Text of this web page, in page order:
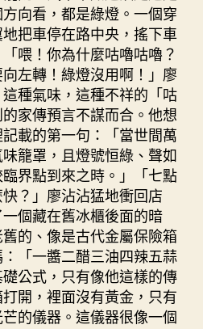
向看，都是綠燈。一個穿
把車停在路中央，搖下車
喂！你為什麼咕嚕咕嚕？
左轉！綠燈沒用啊！」廖
種氣味，這種不祥的「咕
家傳預言不謀而合。他想
載的第一句：「當世間萬
籠罩，且燈號恒綠、聲如
界點到來之時。」「七點
？」廖沾沾猛地衝回店
個藏在舊冰櫃後面的暗
的、像是古代金屬保險箱
「一醬二醋三油四辣五蒜
公式，只有像他這樣的傳
開，裡面沒有黃金，只有
的儀器。這儀器很像一個